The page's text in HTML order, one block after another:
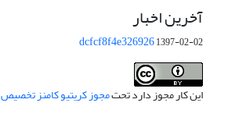
آخرین اخبار
dcfcf8f4e3269261397-02-02
این کار مجوز دارد تحتمجوز کریتیو کامنز تخصیص 4.0 بین‌المللی